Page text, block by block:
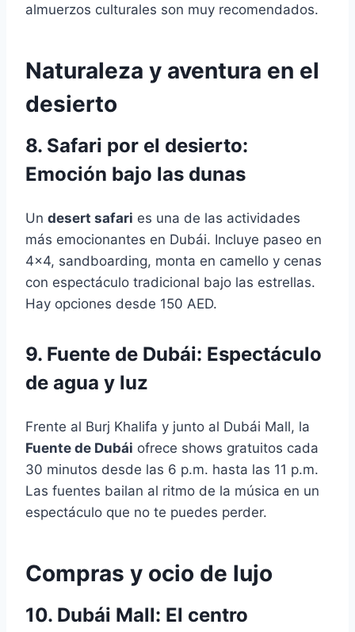
almuerzos culturales son muy recomendados.
Naturaleza y aventura en el
desierto
8. Safari por el desierto:
Emoción bajo las dunas
Un desert safari es una de las actividades
más emocionantes en Dubái. Incluye paseo en
4×4, sandboarding, monta en camello y cenas
con espectáculo tradicional bajo las estrellas.
Hay opciones desde 150 AED.
9. Fuente de Dubái: Espectáculo
de agua y luz
Frente al Burj Khalifa y junto al Dubái Mall, la
Fuente de Dubái ofrece shows gratuitos cada
30 minutos desde las 6 p.m. hasta las 11 p.m.
Las fuentes bailan al ritmo de la música en un
espectáculo que no te puedes perder.
Compras y ocio de lujo
10. Dubái Mall: El centro